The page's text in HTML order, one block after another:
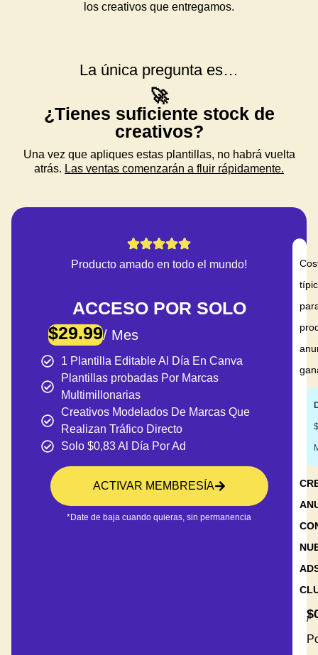
los creativos que entregamos.
La única pregunta es…
🚀
¿Tienes suficiente stock de
creativos?
Una vez que apliques estas plantillas, no habrá vuelta
atrás. Las ventas comenzarán a fluir rápidamente.
Producto amado en todo el mundo!
ACCESO POR SOLO
$29.99/ Mes
1 Plantilla Editable Al Día En Canva
Plantillas probadas Por Marcas
Multimillonarias
Creativos Modelados De Marcas Que
Realizan Tráfico Directo
Solo $0,83 Al Día Por Ad
ACTIVAR MEMBRESÍA
*Date de baja cuando quieras, sin permanencia
/